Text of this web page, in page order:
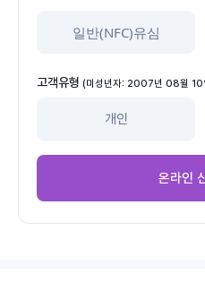
일반(NFC)유심
고객유형 (미성년자: 2007년 08월 10
개인
온라인